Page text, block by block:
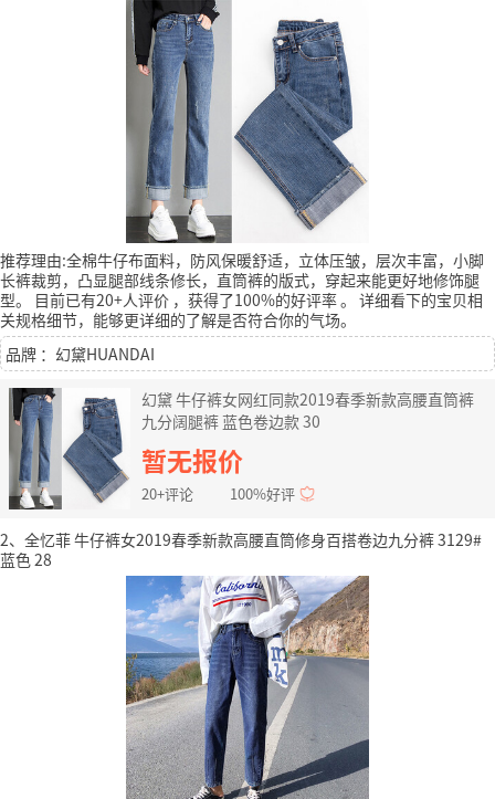
推荐理由:全棉牛仔布面料，防风保暖舒适，立体压皱，层次丰富，小脚
长裤裁剪，凸显腿部线条修长，直筒裤的版式，穿起来能更好地修饰腿
型。
目前已有20+人评价 ，获得了100%的好评率。 详细看下的宝贝相
关规格细节，能够更详细的了解是否符合你的气场。
品牌 ：幻黛HUANDAI
幻黛 牛仔裤女网红同款2019春季新款高腰直筒裤
九分阔腿裤 蓝色卷边款 30
暂无报价
20+评论 100%好评
2、全忆菲 牛仔裤女2019春季新款高腰直筒修身百搭卷边九分裤 3129#
蓝色 28